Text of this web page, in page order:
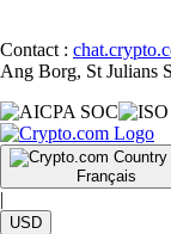
Contact :
Ang Borg, St Julians
Français
|
USD